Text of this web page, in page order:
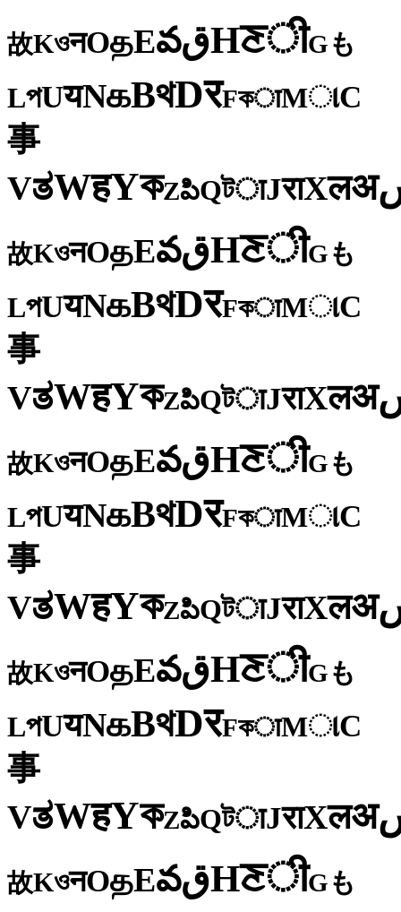
故KওनOதEవقHਣीGも
LপUयNகBথDरFকाMાC
事
VತWहYকZపిQটाJराXलअ
故KওनOதEవقHਣीGも
LপUयNகBথDरFকाMાC
事
VತWहYকZపిQটाJराXलअ
故KওनOதEవقHਣीGも
LপUयNகBথDरFকाMાC
事
VತWहYকZపిQটाJराXलअ
故KওनOதEవقHਣीGも
LপUयNகBথDरFকाMાC
事
VತWहYকZపిQটाJराXलअ
故KওनOதEవقHਣीGも